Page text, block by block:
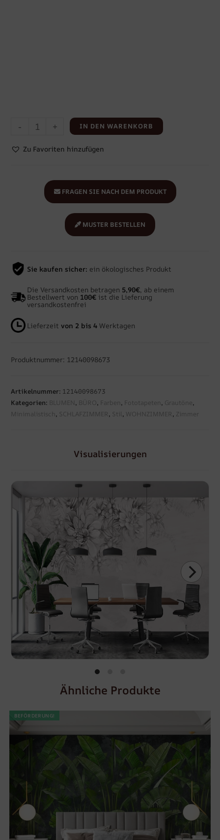
- + IN DEN WARENKORB
Zu Favoriten hinzufügen
MUSTER BESTELLEN
FRAGEN SIE NACH DEM PRODUKT
Sie kaufen sicher: ein ökologisches Produkt
Die Versandkosten betragen 5,90€, ab einem
Bestellwert von 100€ ist die Lieferung
versandkostenfrei
Lieferzeitvon 2 bis 4 Werktagen
Produktnummer: 12140098673
Artikelnummer: 12140098673
Kategorien: BLUMEN , BÜRO, Farben , Fototapeten , Grautöne,
Minimalistisch , SCHLAFZIMMER, Stil, WOHNZIMMER, Zimmer
Visualisierungen
Ähnliche Produkte
BEFÖRDERUNG!